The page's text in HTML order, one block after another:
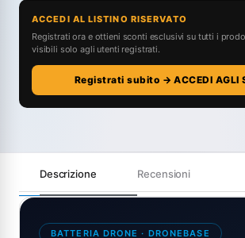
ACCEDI AL LISTINO RISERVATO
Registrati ora e ottieni sconti esclusivi su tutti i
visibili solo agli utenti registrati.
Registrati subito → ACCEDI AGLI
Descrizione Recensioni
BATTERIA DRONE · DRONEBASE